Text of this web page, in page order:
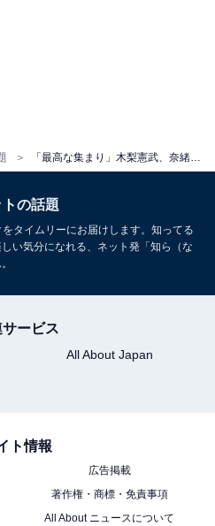
の話題
タイムリーにお届けします。知ってる
い気分になれる、ネット発「知ら（な
サービス
All About Japan
ト情報
広告掲載
著作権・商標・免責事項
All About ニュースについて